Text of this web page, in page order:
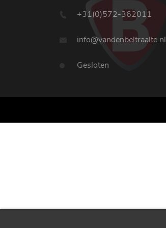
+31(0)572-362011
info@vandenbeltraalte.nl
Gesloten